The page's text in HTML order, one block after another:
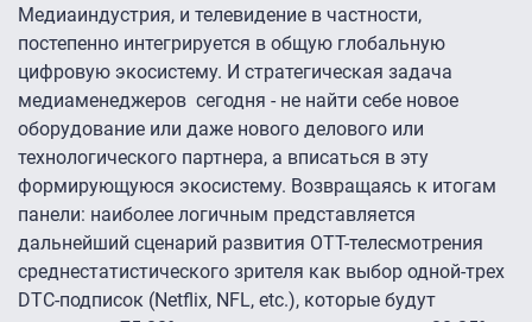
Медиаиндустрия, и телевидение в частности,
постепенно интегрируется в общую глобальную
цифровую экосистему. И стратегическая задача
медиаменеджеров сегодня - не найти себе новое
оборудование или даже нового делового или
технологического партнера, а вписаться в эту
формирующуюся экосистему. Возвращаясь к итогам
панели: наиболее логичным представляется
дальнейший сценарий развития ОТТ-телесмотрения
среднестатистического зрителя как выбор одной-трех
DTC-подписок (Netflix, NFL, etc.), которые будут